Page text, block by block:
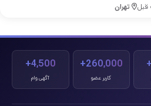
تهران
260,000+
کاربر عضو
4,500+
آگهی وام